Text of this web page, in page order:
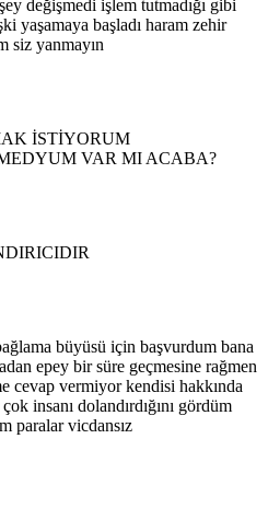
değişmedi işlem tutmadığı gibi
yaşamaya başladı haram zehir
siz yanmayın
İSTİYORUM
VAR MI ACABA?
büyüsü için başvurdum bana
epey bir süre geçmesine rağmen
cevap vermiyor kendisi hakkında
insanı dolandırdığını gördüm
paralar vicdansız